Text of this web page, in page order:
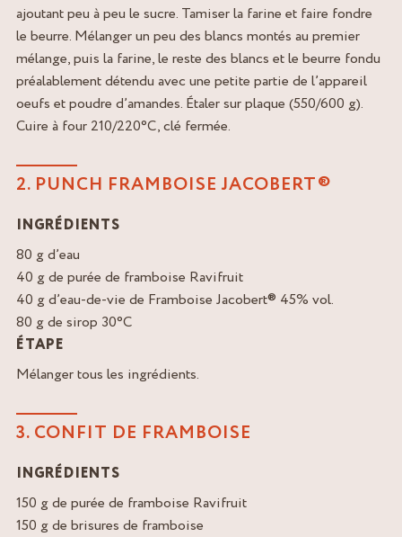
ajoutant peu à peu le sucre. Tamiser la farine et faire fondre
le beurre. Mélanger un peu des blancs montés au premier
mélange, puis la farine, le reste des blancs et le beurre fondu
préalablement détendu avec une petite partie de l’appareil
oeufs et poudre d’amandes. Étaler sur plaque (550/600 g).
Cuire à four 210/220°C, clé fermée.
2. PUNCH FRAMBOISE JACOBERT®
INGRÉDIENTS
80 g d’eau
40 g de purée de framboise Ravifruit
40 g d’eau-de-vie de Framboise Jacobert® 45% vol.
80 g de sirop 30°C
ÉTAPE
Mélanger tous les ingrédients.
3. CONFIT DE FRAMBOISE
INGRÉDIENTS
150 g de purée de framboise Ravifruit
150 g de brisures de framboise